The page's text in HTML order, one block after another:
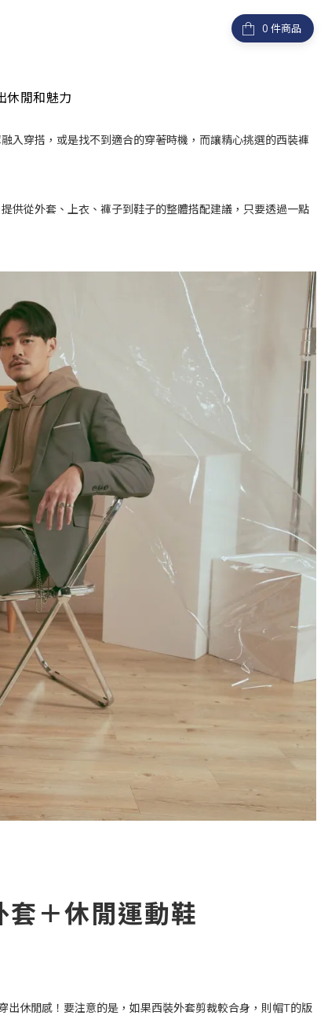
件商品
休閒和魅力
入穿搭，或是找不到適合的穿著時機，而讓精心挑選的西裝褲
供從外套、上衣、褲子到鞋子的整體搭配建議，只要透過一點
＋休閒運動鞋
休閒感！要注意的是，如果西裝外套剪裁較合身，則帽T的版